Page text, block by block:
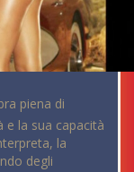
piena di
e la sua capacità
la
degli